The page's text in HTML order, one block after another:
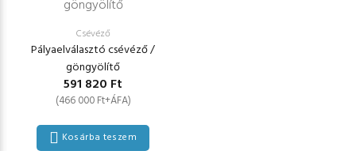
Csévéző
Pályaelválasztó csévéző /
göngyölítő
591 820 Ft
(466 000 Ft+ÁFA)
Kosárba teszem